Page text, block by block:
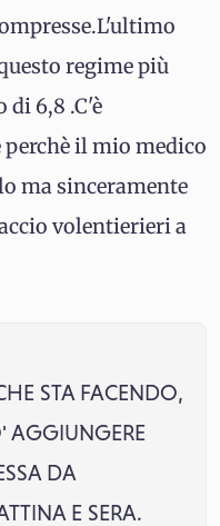
regime più
6,8 .C'è
il mio medico
ma sinceramente
volentierieri a
STA FACENDO,
AGGIUNGERE
DA
E SERA.